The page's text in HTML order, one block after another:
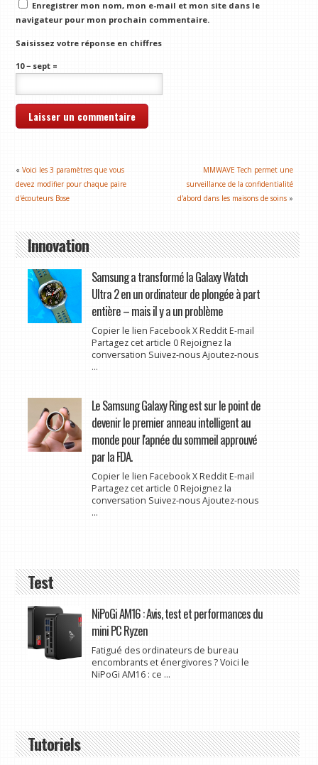
Enregistrer mon nom, mon e-mail et mon site dans le
navigateur pour mon prochain commentaire.
Saisissez votre réponse en chiffres
10 − sept =
«Voici les 3 paramètres que vous
devez modifier pour chaque paire
d'écouteurs Bose
MMWAVE Tech permet une
surveillance de la confidentialité
d'abord dans les maisons de soins »
Innovation
Samsung a transformé la Galaxy Watch
Ultra 2 en un ordinateur de plongée à part
entière – mais il y a un problème
Copier le lien Facebook X Reddit E-mail
Partagez cet article 0 Rejoignez la
conversation Suivez-nous Ajoutez-nous
...
Le Samsung Galaxy Ring est sur le point de
devenir le premier anneau intelligent au
monde pour l'apnée du sommeil approuvé
par la FDA.
Copier le lien Facebook X Reddit E-mail
Partagez cet article 0 Rejoignez la
conversation Suivez-nous Ajoutez-nous
...
Test
NiPoGi AM16 : Avis, test et performances du
mini PC Ryzen
Fatigué des ordinateurs de bureau
encombrants et énergivores ? Voici le
NiPoGi AM16 : ce ...
Tutoriels